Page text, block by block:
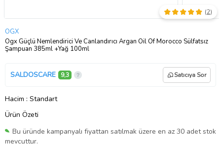
OGX
Ogx Güçlü Nemlendirici Ve Canlandırıcı Argan Oil Of Morocco Sülfatsız
Şampuan 385ml +Yağ 100ml
(2)
SALDOSCARE 9,3 Satıcıya Sor
Hacim : Standart
Ürün Özeti
Bu üründe kampanyalı fiyattan satılmak üzere en az 30 adet stok
mevcuttur.